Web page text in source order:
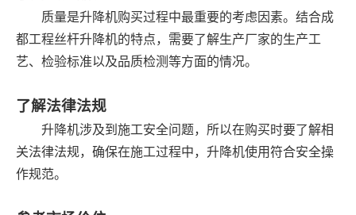
质量是升降机购买过程中最重要的考虑因素。结合成
都工程丝杆升降机的特点，需要了解生产厂家的生产工
艺、检验标准以及品质检测等方面的情况。
了解法律法规
升降机涉及到施工安全问题，所以在购买时要了解相
关法律法规，确保在施工过程中，升降机使用符合安全操
作规范。